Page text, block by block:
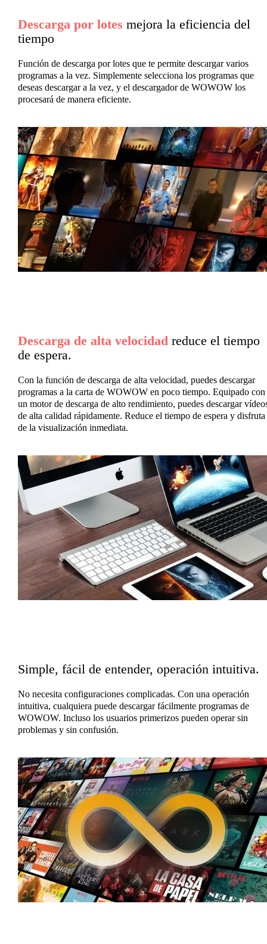
Descarga por lotes mejora la eficiencia del
tiempo
Función de descarga por lotes que te permite descargar varios
programas a la vez. Simplemente selecciona los programas que
deseas descargar a la vez, y el descargador de WOWOW los
procesará de manera eficiente.
Descarga de alta velocidad reduce el tiempo
de espera.
Con la función de descarga de alta velocidad, puedes descargar
programas a la carta de WOWOW en poco tiempo. Equipado con
un motor de descarga de alto rendimiento, puedes descargar
de alta calidad rápidamente. Reduce el tiempo de espera y disfruta
de la visualización inmediata.
Simple, fácil de entender, operación intuitiva.
No necesita configuraciones complicadas. Con una operación
intuitiva, cualquiera puede descargar fácilmente programas de
WOWOW. Incluso los usuarios primerizos pueden operar sin
problemas y sin confusión.